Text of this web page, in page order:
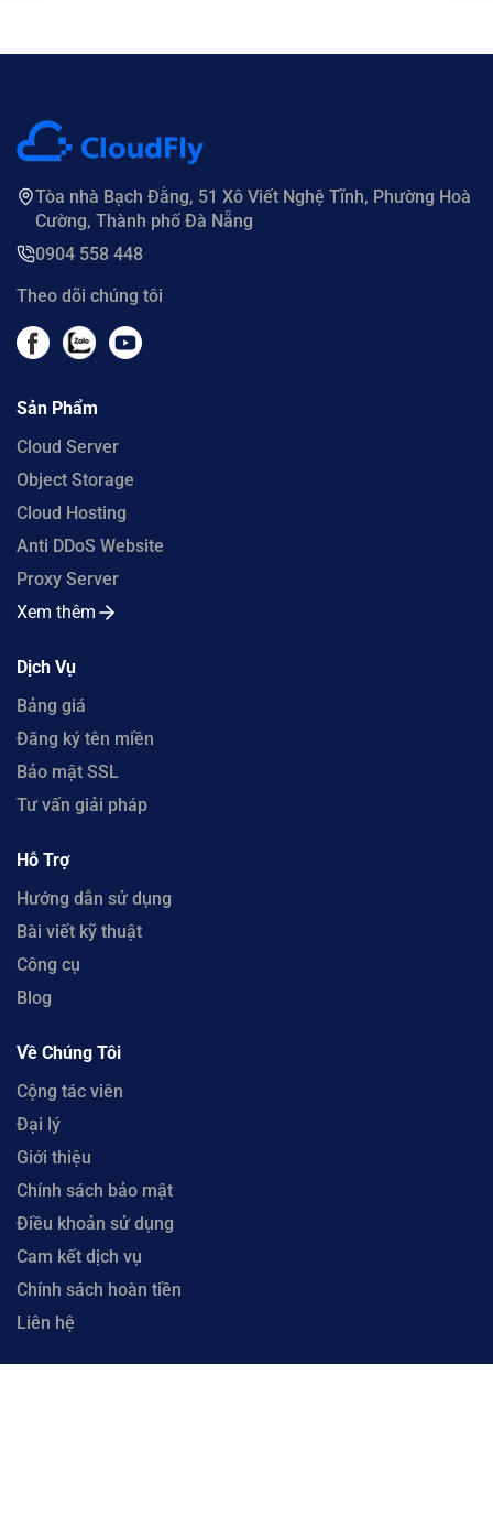
Tòa nhà Bạch Đằng, 51 Xô Viết Nghệ Tĩnh, Phường Hoà
Cường, Thành phố Đà Nẵng
0904 558 448
Theo dõi chúng tôi
Sản Phẩm
Cloud Server
Object Storage
Cloud Hosting
Anti DDoS Website
Proxy Server
Xem thêm
Dịch Vụ
Bảng giá
Đăng ký tên miền
Bảo mật SSL
Tư vấn giải pháp
Hỗ Trợ
Hướng dẫn sử dụng
Bài viết kỹ thuật
Công cụ
Blog
Về Chúng Tôi
Cộng tác viên
Đại lý
Giới thiệu
Chính sách bảo mật
Điều khoản sử dụng
Cam kết dịch vụ
Chính sách hoàn tiền
Liên hệ